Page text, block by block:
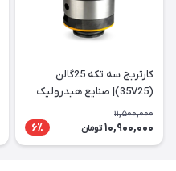
کارتریج سه تکه 25گالن
(35V25)| صنایع هیدرولیک
ایرانیان
11,500,000
10,900,000 تومان 6٪